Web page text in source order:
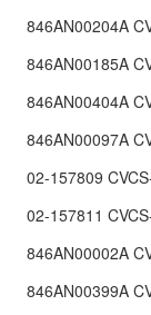
846AN00204A
846AN00185A
846AN00404A
846AN00097A
02-157809
02-157811
846AN00002A
846AN00399A